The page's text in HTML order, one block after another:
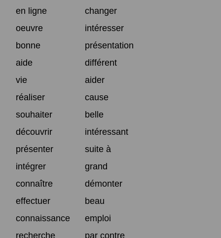
en ligne
changer
oeuvre
intéresser
bonne
présentation
aide
différent
vie
aider
réaliser
cause
souhaiter
belle
découvrir
intéressant
présenter
suite à
intégrer
grand
connaître
démonter
effectuer
beau
connaissance
emploi
recherche
par contre